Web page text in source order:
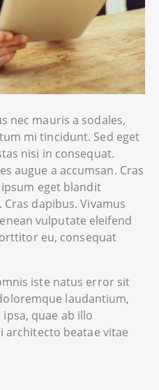
nec mauris a sodales,
mi tincidunt. Sed eget
nisi in consequat.
augue a accumsan. Cras
eget blandit
dapibus. Vivamus
vulputate eleifend
eu, consequat
iste natus error sit
laudantium,
quae ab illo
architecto beatae vitae